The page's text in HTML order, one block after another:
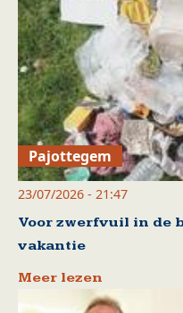
Pajottegem
23/07/2026 - 21:47
Voor zwerfvuil in de
vakantie
Meer lezen